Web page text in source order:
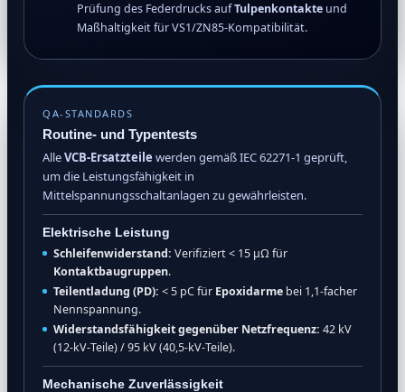
Prüfung des Federdrucks aufTulpenkontakte und
Maßhaltigkeit für VS1/ZN85-Kompatibilität.
QA-STANDARDS
Routine- und Typentests
AlleVCB-Ersatzteile werden gemäß IEC 62271-1 geprüft,
um die Leistungsfähigkeit in
Mittelspannungsschaltanlagen zu gewährleisten.
Elektrische Leistung
Schleifenwiderstand: Verifiziert < 15 μΩ für
Kontaktbaugruppen.
Teilentladung (PD): < 5 pC für Epoxidarme bei 1,1-facher
Nennspannung.
Widerstandsfähigkeit gegenüber Netzfrequenz: 42 kV
(12-kV-Teile) / 95 kV (40,5-kV-Teile).
Mechanische Zuverlässigkeit